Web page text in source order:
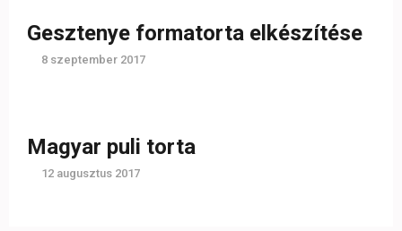
Gesztenye formatorta elkészítése
8 szeptember 2017
Magyar puli torta
12 augusztus 2017